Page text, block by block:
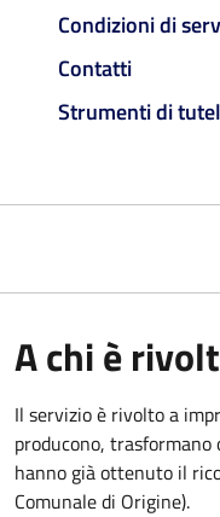
Condizioni di
Contatti
Strumenti di
A chi è
Il servizio è rivolto a
producono,
hanno già ottenuto il
Comunale di Origine).